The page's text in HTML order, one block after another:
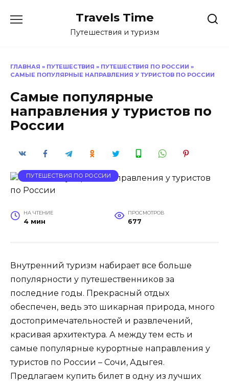
Travels Time
Путешествия и туризм
ГЛАВНАЯ » ПУТЕШЕСТВИЯ » ПУТЕШЕСТВИЯ ПО РОССИИ »
САМЫЕ ПОПУЛЯРНЫЕ НАПРАВЛЕНИЯ У ТУРИСТОВ ПО РОССИИ
Самые популярные
направления у туристов по
России
ПУТЕШЕСТВИЯ ПО РОССИИ
НА ЧТЕНИЕ
4 мин
ПРОСМОТРОВ
677
Внутренний туризм набирает все больше
популярности у путешественников за
последние годы. Прекрасный отдых
обеспечен, ведь это шикарная природа, много
достопримечательностей и развлечений,
красивая архитектура. А между тем есть и
самые популярные курортные направления у
туристов по России – Сочи, Адыгея.
Предлагаем купить билет в одну из лучших